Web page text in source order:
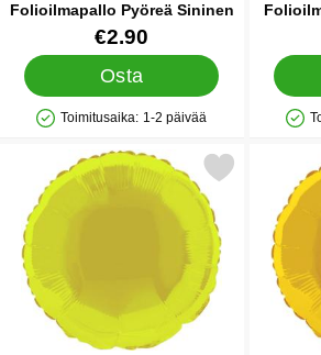
Folioilmapallo Pyöreä Sininen
Tuote.nro 5725€2.90
Osta
Saatavuus: Varastossa
Toimitusaika: 1-2 päivää
Merkitse folioilmapallo Pyöreä